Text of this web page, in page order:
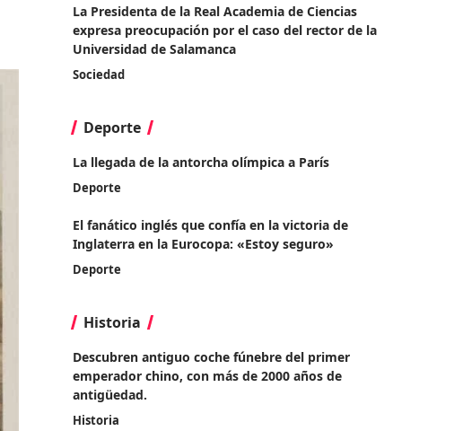
La Presidenta de la Real Academia de Ciencias
expresa preocupación por el caso del rector de la
Universidad de Salamanca
Sociedad
Deporte
La llegada de la antorcha olímpica a París
Deporte
El fanático inglés que confía en la victoria de
Inglaterra en la Eurocopa: «Estoy seguro»
Deporte
Historia
Descubren antiguo coche fúnebre del primer
emperador chino, con más de 2000 años de
antigüedad.
Historia